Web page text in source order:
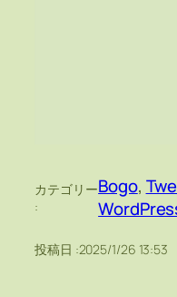
カテゴリー
:
Bogo,
投稿日 :2025/1/26 13:53